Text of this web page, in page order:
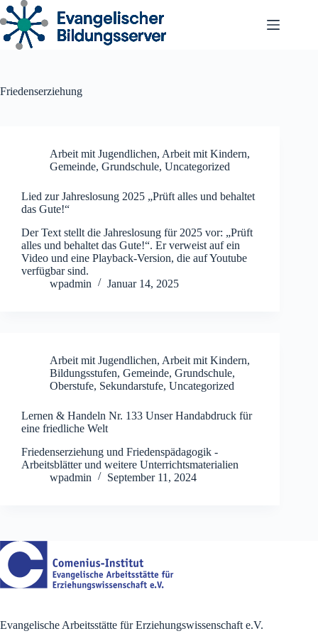
Zum
Inhalt
springen
Friedenserziehung
Arbeit mit Jugendlichen, Arbeit mit Kindern,
Gemeinde, Grundschule, Uncategorized
Lied zur Jahreslosung 2025 „Prüft alles und behaltet
das Gute!“
Der Text stellt die Jahreslosung für 2025 vor: „Prüft
alles und behaltet das Gute!“. Er verweist auf ein
Video und eine Playback-Version, die auf Youtube
verfügbar sind.
wpadmin
Januar 14, 2025
Arbeit mit Jugendlichen, Arbeit mit Kindern,
Bildungsstufen, Gemeinde, Grundschule,
Oberstufe, Sekundarstufe, Uncategorized
Lernen & Handeln Nr. 133 Unser Handabdruck für
eine friedliche Welt
Friedenserziehung und Friedenspädagogik -
Arbeitsblätter und weitere Unterrichtsmaterialien
wpadmin
September 11, 2024
Evangelische Arbeitsstätte für Erziehungswissenschaft e.V.